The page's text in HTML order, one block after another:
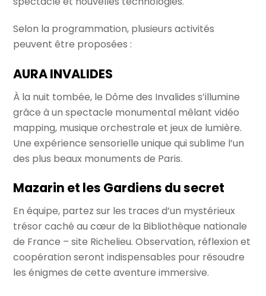
Selon la programmation, plusieurs activités
peuvent être proposées :
AURA INVALIDES
À la nuit tombée, le Dôme des Invalides s’illumine
grâce à un spectacle monumental mêlant vidéo
mapping, musique orchestrale et jeux de lumière.
Une expérience sensorielle unique qui sublime l’un
des plus beaux monuments de Paris.
Mazarin et les Gardiens du secret
En équipe, partez sur les traces d’un mystérieux
trésor caché au cœur de la Bibliothèque nationale
de France – site Richelieu. Observation, réflexion et
coopération seront indispensables pour résoudre
les énigmes de cette aventure immersive.